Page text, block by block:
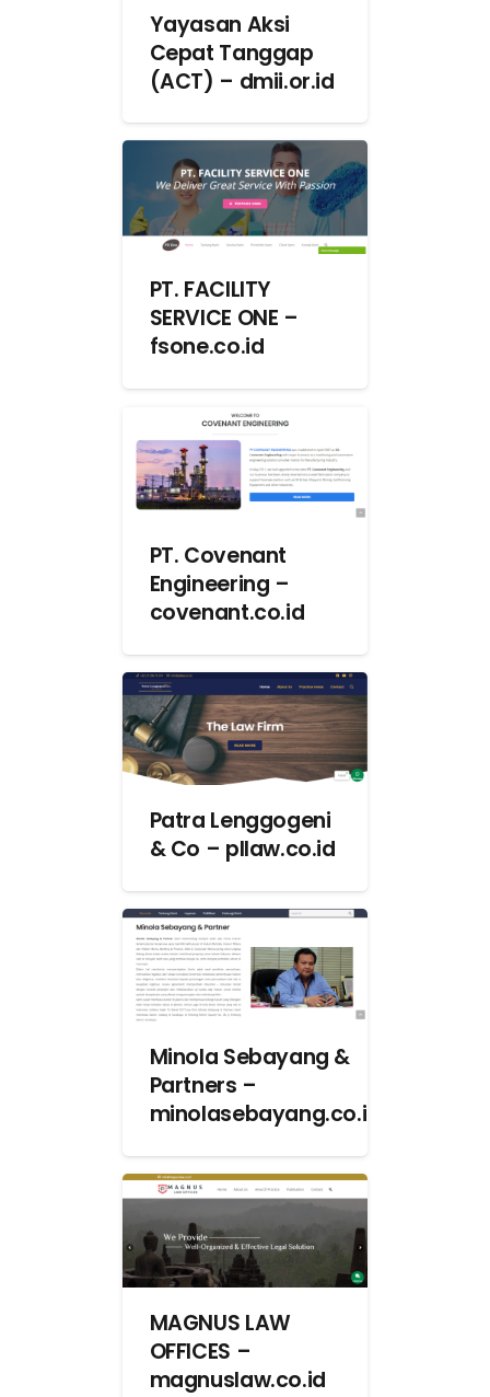
Yayasan Aksi
Cepat Tanggap
(ACT) – dmii.or.id
PT. FACILITY
SERVICE ONE –
fsone.co.id
PT. Covenant
Engineering –
covenant.co.id
Patra Lenggogeni
& Co – pllaw.co.id
Minola Sebayang &
Partners –
minolasebayang.co.id
MAGNUS LAW
OFFICES –
magnuslaw.co.id